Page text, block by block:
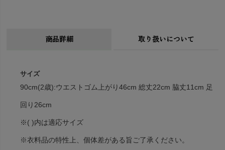
商品詳細 取り扱いについて
サイズ
90cm(2歳):ウエストゴム上がり46cm 総丈22cm 脇丈11cm 足
回り26cm
※( )内は適応サイズ
※衣料品の特性上、個体差がある旨ご了承ください。